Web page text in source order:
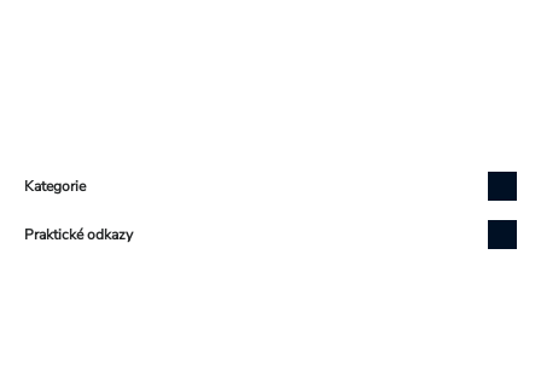
Kategorie
Praktické odkazy